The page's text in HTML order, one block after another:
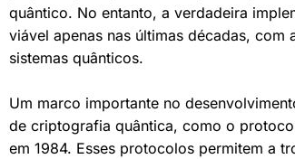
quântico. No entanto, a verdadeira
viável apenas nas últimas décadas,
sistemas quânticos.
Um marco importante no
de criptografia quântica, como o
em 1984. Esses protocolos permitem a